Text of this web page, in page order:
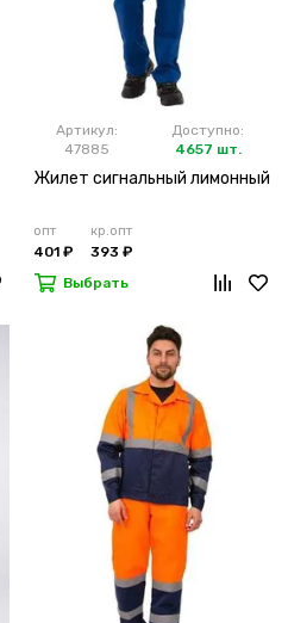
Артикул:
47885
Доступно:
4657 шт.
Жилет сигнальный лимонный
опт
401 ₽
кр.опт
393 ₽
Выбрать